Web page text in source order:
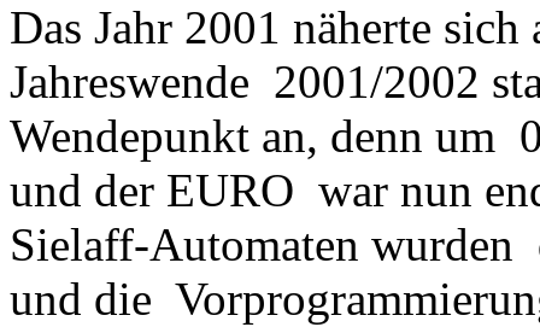
Das Jahr 2001 näherte
Jahreswende 2001/2002
Wendepunkt an, denn
und der EURO war nun
Sielaff-Automaten wurden
und die